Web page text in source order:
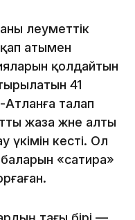
әлеуметтік
атымен
қолдайтын
41
талап
жаза және алты
үкімін кесті. Ол
«сатира»